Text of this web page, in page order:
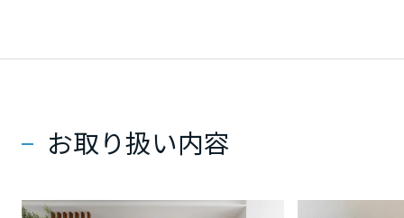
広島支店 リフォーム部
お取り扱い内容
新潟県
石川県
福井県